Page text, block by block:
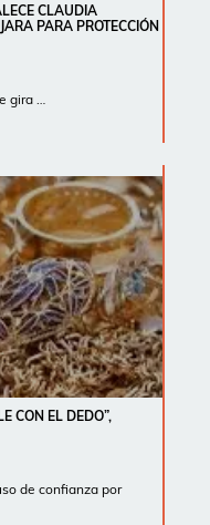
CLAUDIA
PARA PROTECCIÓN
gira …
CON EL DEDO”,
de confianza por